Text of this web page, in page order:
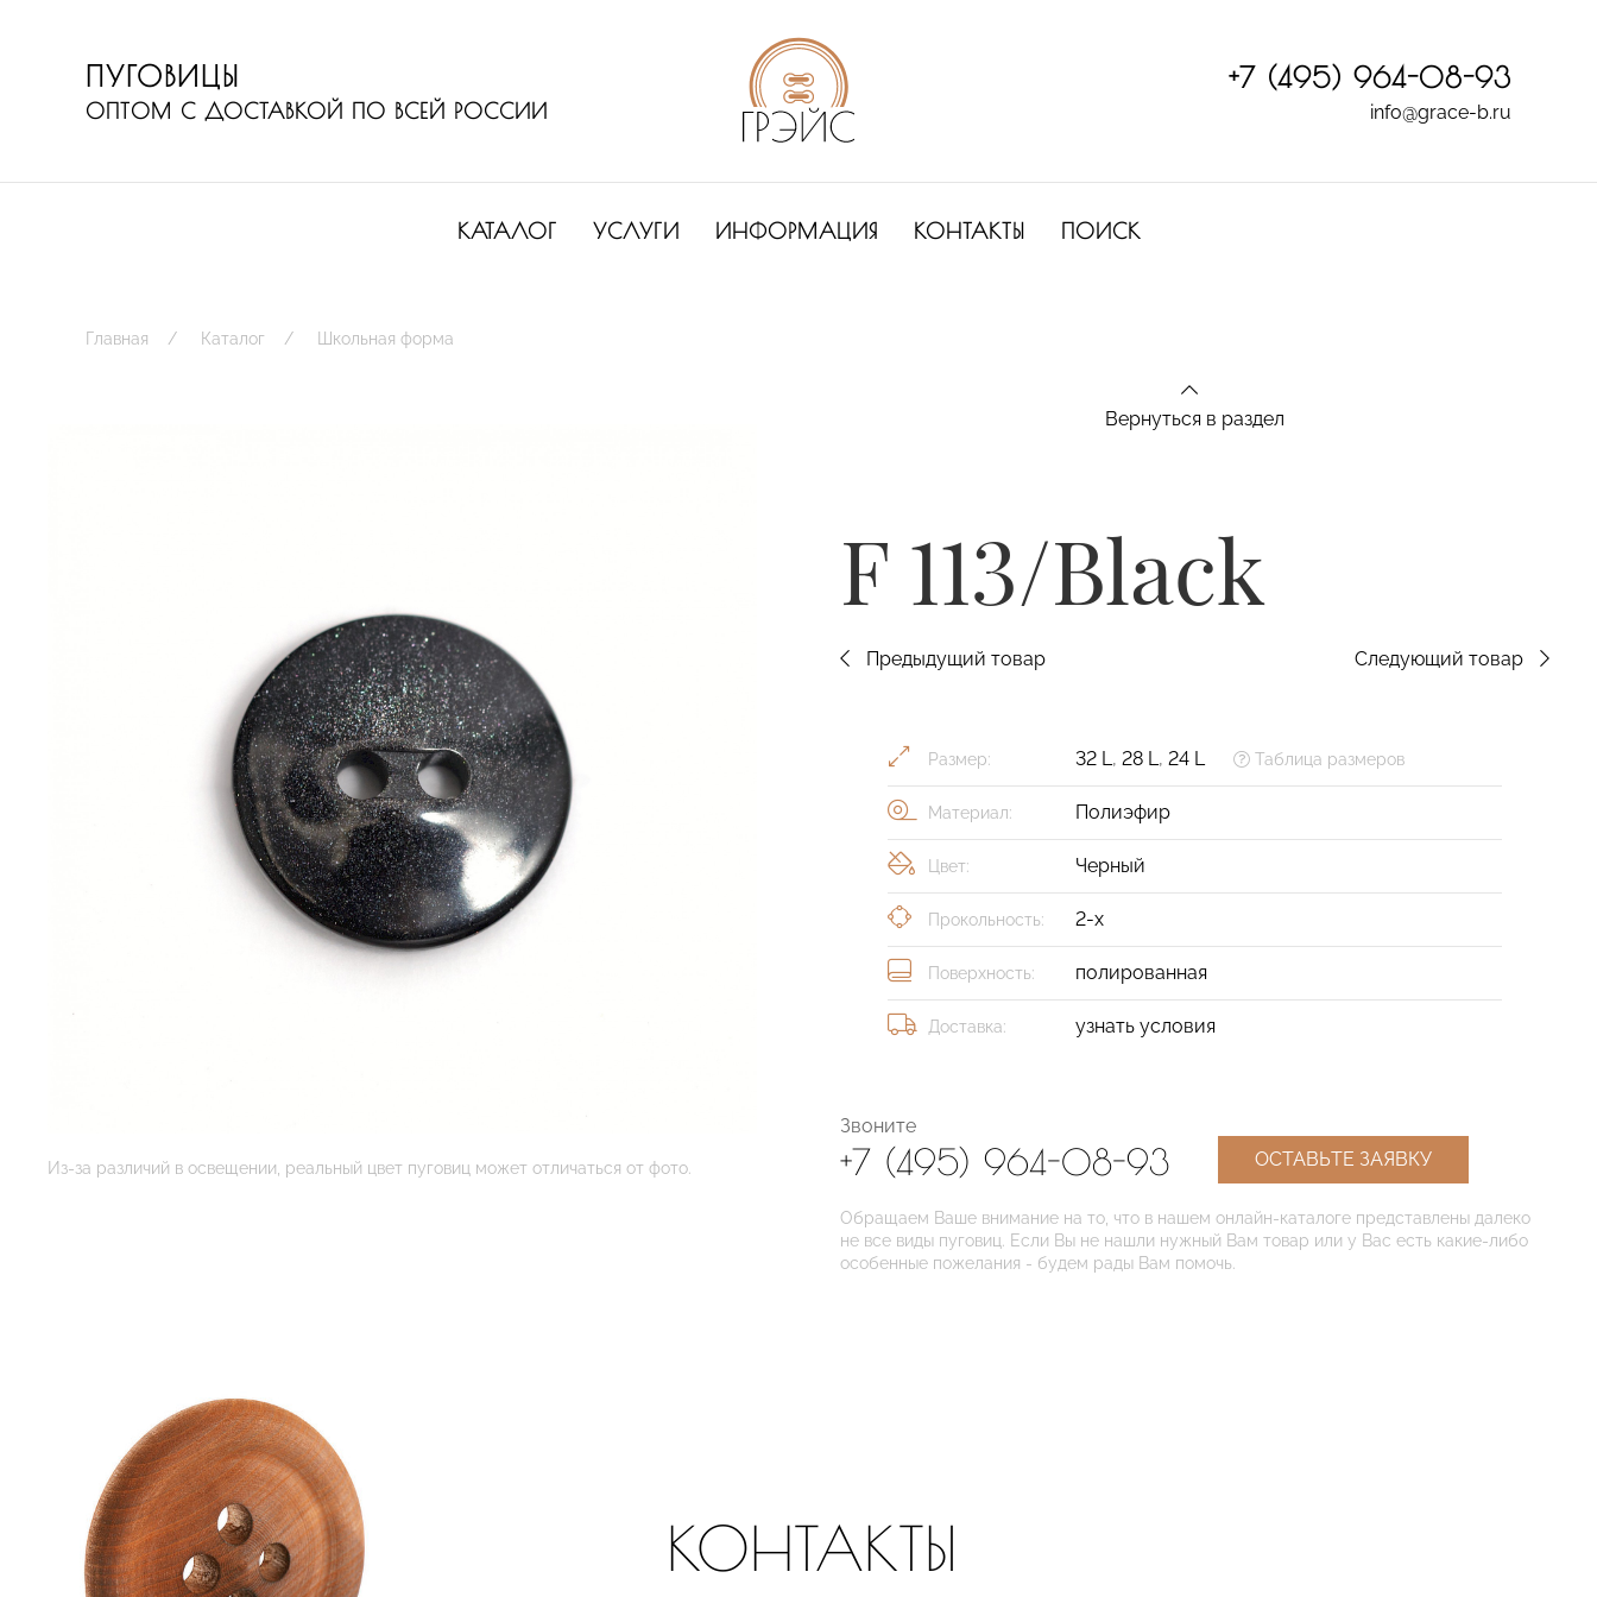
ПУГОВИЦЫ
ОПТОМ С ДОСТАВКОЙ ПО ВСЕЙ РОССИИ
+7 (495) 964-08-93
info@grace-b.ru
КАТАЛОГ УСЛУГИ ИНФОРМАЦИЯ КОНТАКТЫ ПОИСК
Главная Каталог Школьная форма
Из-за различий в освещении, реальный цвет пуговиц может отличаться от фото.
Вернуться в раздел
F 113/Black
Предыдущий товар Следующий товар
Размер: 32 L, 28 L, 24 L Таблица размеров
Материал: Полиэфир
Цвет: Черный
Прокольность: 2-х
Поверхность: полированная
Доставка: узнать условия
Звоните
+7 (495) 964-08-93 ОСТАВЬТЕ ЗАЯВКУ
Обращаем Ваше внимание на то, что в нашем онлайн-каталоге представлены далеко
не все виды пуговиц. Если Вы не нашли нужный Вам товар или у Вас есть какие-либо
особенные пожелания - будем рады Вам помочь.
КОНТАКТЫ